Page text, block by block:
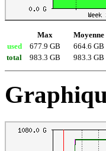
Max Moyenne
used
677.9 GB 664.6 GB
total
983.3 GB 983.3 GB